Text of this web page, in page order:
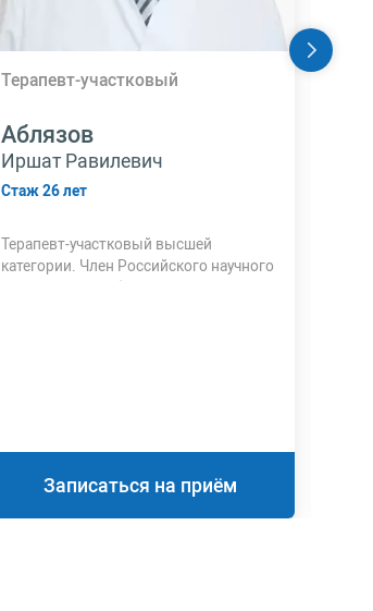
Терапевт-участковый
Аблязов
Иршат Равилевич
Стаж 26 лет
Терапевт-участковый высшей
категории. Член Российского научного
медицинского общества терапевтов.
Записаться на приём